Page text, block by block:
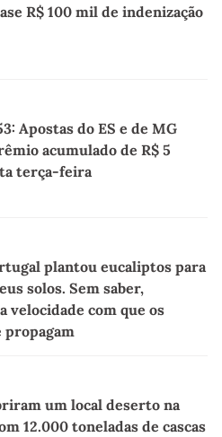
R$ 100 mil de indenização
Apostas do ES e de MG
acumulado de R$ 5
terça-feira
plantou eucaliptos para
solos. Sem saber,
velocidade com que os
propagam
um local deserto na
12.000 toneladas de cascas